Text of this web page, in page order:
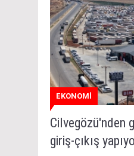
EKONOMİ
Cilvegözü'nden
giriş-çıkış